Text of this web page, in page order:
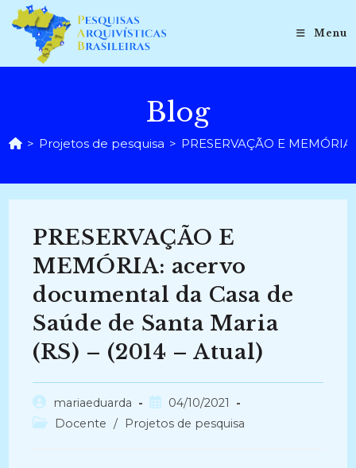
para
conteúdo
Menu
Blog
> Projetos de pesquisa > PRESERVAÇÃO E
PRESERVAÇÃO E
MEMÓRIA: acervo
documental da Casa de
Saúde de Santa Maria
(RS) – (2014 – Atual)
Autor
do
mariaeduarda
Post
publicado:
04/10/2021
Categoria
Docente / Projetos de pesquisa